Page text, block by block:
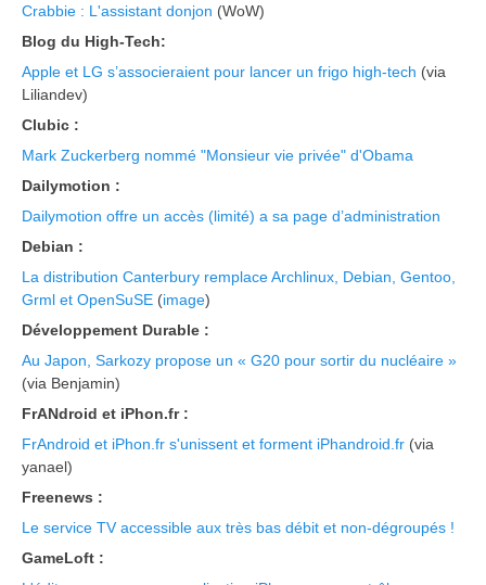
Crabbie : L'assistant donjon (WoW)
Blog du High-Tech:
Apple et LG s’associeraient pour lancer un frigo high-tech (via
Liliandev)
Clubic :
Mark Zuckerberg nommé "Monsieur vie privée" d'Obama
Dailymotion :
Dailymotion offre un accès (limité) a sa page d’administration
Debian :
La distribution Canterbury remplace Archlinux, Debian, Gentoo,
Grml et OpenSuSE (image)
Développement Durable :
Au Japon, Sarkozy propose un « G20 pour sortir du nucléaire »
(via Benjamin)
FrANdroid et iPhon.fr :
FrAndroid et iPhon.fr s'unissent et forment iPhandroid.fr (via
yanael)
Freenews :
Le service TV accessible aux très bas débit et non-dégroupés !
GameLoft :